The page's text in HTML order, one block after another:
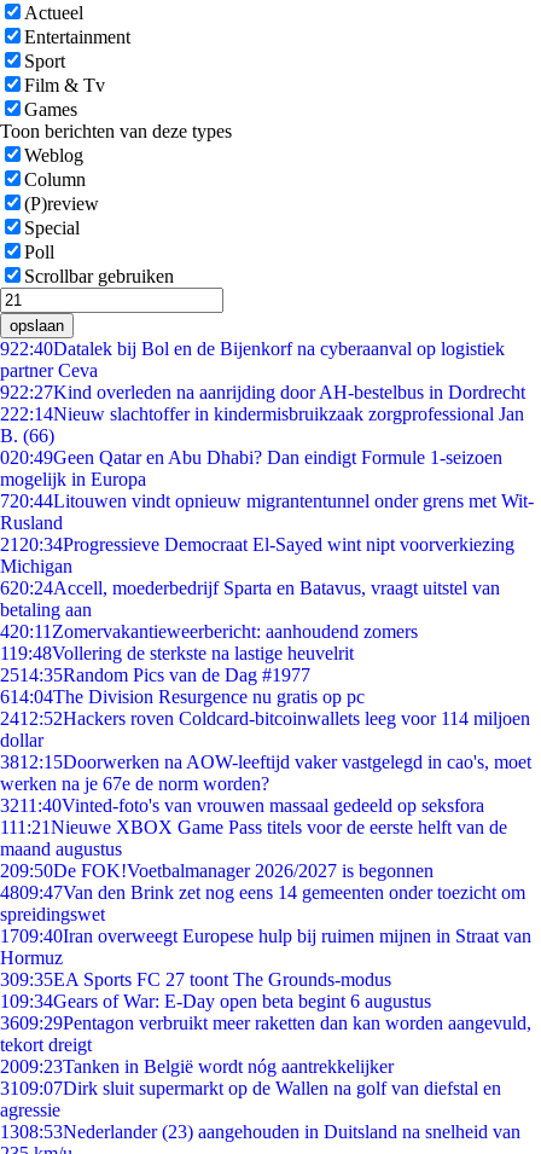
Actueel
Entertainment
Sport
Film & Tv
Games
Toon berichten van deze types
Weblog
Column
(P)review
Special
Poll
Scrollbar gebruiken
opslaan
922:40Datalek bij Bol en de Bijenkorf na cyberaanval op logistiek
partner Ceva
922:27Kind overleden na aanrijding door AH-bestelbus in Dordrecht
222:14Nieuw slachtoffer in kindermisbruikzaak zorgprofessional Jan
B. (66)
020:49Geen Qatar en Abu Dhabi? Dan eindigt Formule 1-seizoen
mogelijk in Europa
720:44Litouwen vindt opnieuw migrantentunnel onder grens met Wit-
Rusland
21 20:34Progressieve Democraat El-Sayed wint nipt voorverkiezing
Michigan
620:24Accell, moederbedrijf Sparta en Batavus, vraagt uitstel van
betaling aan
420:11 Zomervakantieweerbericht: aanhoudend zomers
119:48Vollering de sterkste na lastige heuvelrit
2514:35Random Pics van de Dag #1977
614:04The Division Resurgence nu gratis op pc
2412:52Hackers roven Coldcard-bitcoinwallets leeg voor 114 miljoen
dollar
3812:15Doorwerken na AOW-leeftijd vaker vastgelegd in cao's, moet
werken na je 67e de norm worden?
3211:40Vinted-foto's van vrouwen massaal gedeeld op seksfora
111:21Nieuwe XBOX Game Pass titels voor de eerste helft van de
maand augustus
209:50De FOK!Voetbalmanager 2026/2027 is begonnen
4809:47Van den Brink zet nog eens 14 gemeenten onder toezicht om
spreidingswet
1709:40Iran overweegt Europese hulp bij ruimen mijnen in Straat van
Hormuz
309:35EA Sports FC 27 toont The Grounds-modus
109:34Gears of War: E-Day open beta begint 6 augustus
3609:29Pentagon verbruikt meer raketten dan kan worden aangevuld,
tekort dreigt
2009:23Tanken in België wordt nóg aantrekkelijker
3109:07Dirk sluit supermarkt op de Wallen na golf van diefstal en
agressie
1308:53Nederlander (23) aangehouden in Duitsland na snelheid van